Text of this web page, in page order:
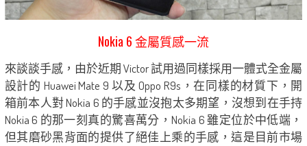
Nokia 6 金屬質感一流
來談談手感，由於近期 Victor 試用過同樣採用一體式全金屬
設計的 Huawei Mate 9 以及 Oppo R9s，在同樣的材質下，開
箱前本人對 Nokia 6 的手感並沒抱太多期望，沒想到在手持
Nokia 6 的那一刻真的驚喜萬分，Nokia 6 雖定位於中低端，
但其磨砂黑背面的提供了絕佳上乘的手感，這是目前市場